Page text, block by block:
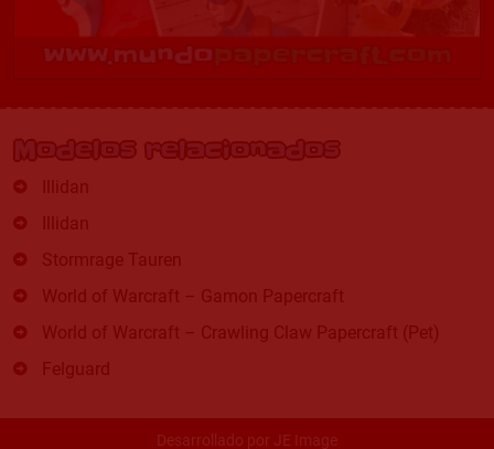
Modelos relacionados
Illidan
Illidan
Stormrage Tauren
World of Warcraft – Gamon Papercraft
World of Warcraft – Crawling Claw Papercraft (Pet)
Felguard
Desarrollado por JE Image